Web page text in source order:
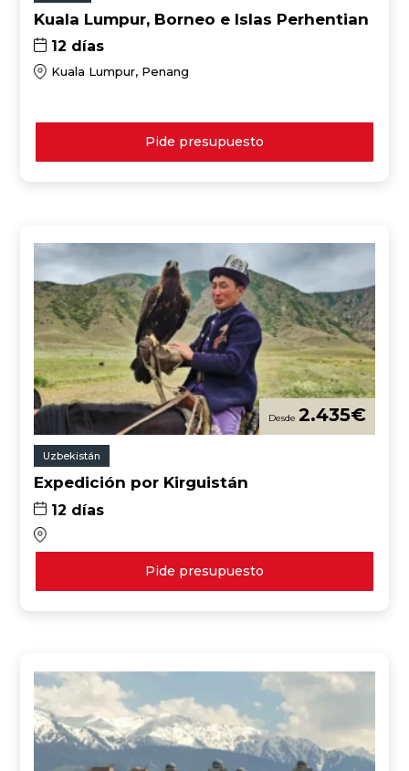
Kuala Lumpur, Borneo e Islas Perhentian
12 días
Kuala Lumpur, Penang
Pide presupuesto
2.435€
Uzbekistán
Expedición por Kirguistán
12 días
Pide presupuesto